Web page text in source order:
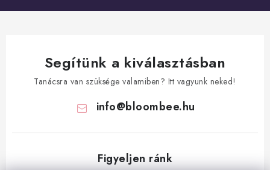
Segítünk a kiválasztásban
Tanácsra van szüksége valamiben? Itt vagyunk neked!
info@bloombee.hu